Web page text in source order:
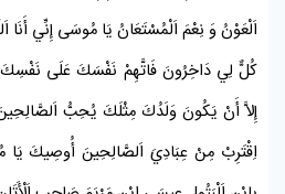
اَلْعَوْنُ وَ نِعْمَ اَلْمُسْتَعَانُ يَا مُوسَى إِنِّي أَنَا
كُلٌّ لِي دَاخِرُونَ فَاتَّهِمْ نَفْسَكَ عَلَى
إِلاَّ أَنْ يَكُونَ وَلَدُكَ مِثْلَكَ يُحِبُّ
اِقْتَرِبْ مِنْ عِبَادِيَ اَلصَّالِحِينَ أُوصِيكَ يَا